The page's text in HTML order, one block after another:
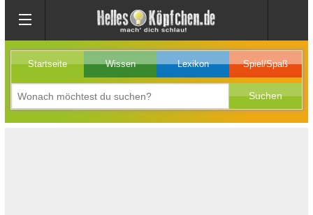
Startseite Wissen Lexikon Spiel/Spaß